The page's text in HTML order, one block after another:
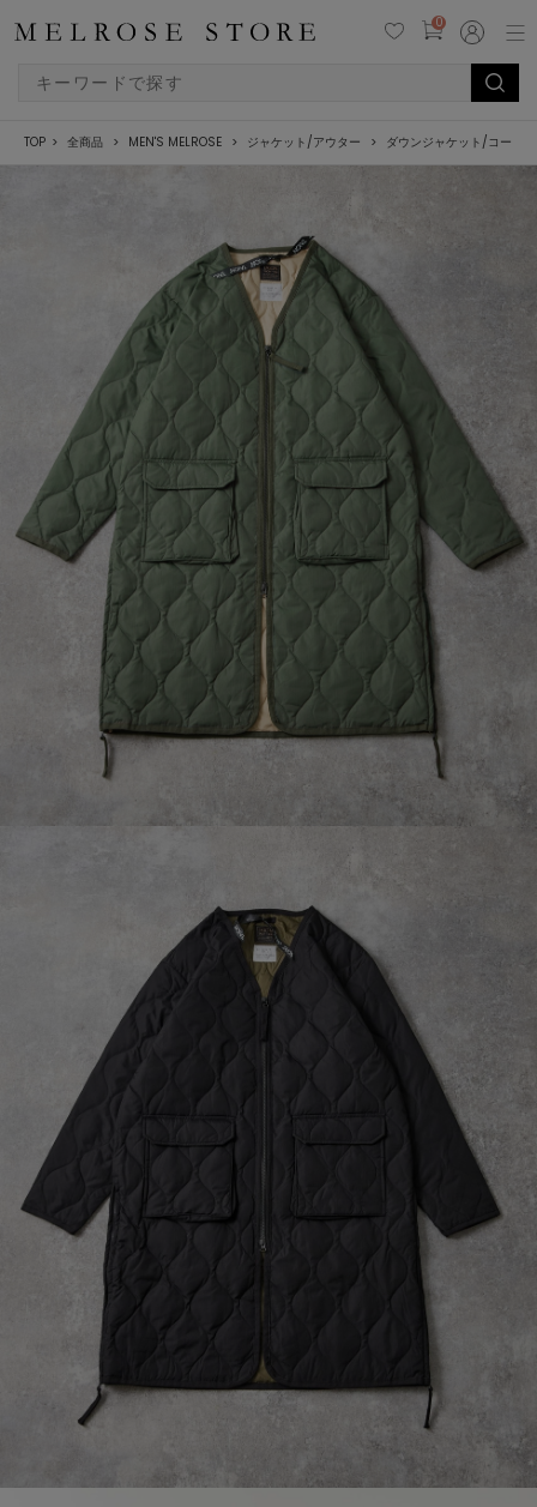
0
TOP 全商品 MEN'S MELROSE ジャケット/アウター ダウンジャケット/コート